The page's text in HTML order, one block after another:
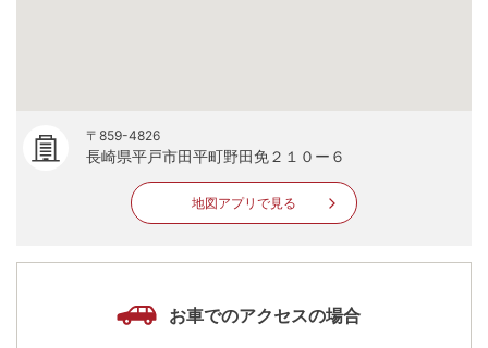
〒859-4826
長崎県平戸市田平町野田免２１０ー６
地図アプリで見る
お車でのアクセスの場合